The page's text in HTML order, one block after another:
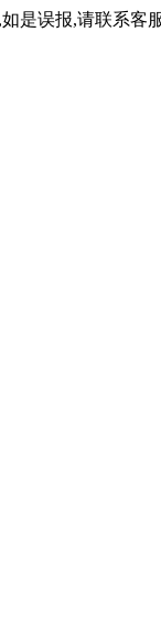
是误报,请联系客